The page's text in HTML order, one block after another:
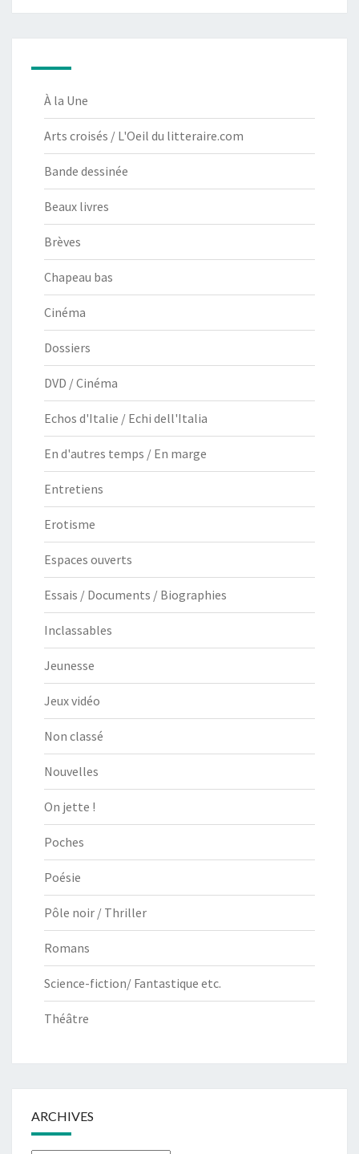
À la Une
Arts croisés / L'Oeil du litteraire.com
Bande dessinée
Beaux livres
Brèves
Chapeau bas
Cinéma
Dossiers
DVD / Cinéma
Echos d'Italie / Echi dell'Italia
En d'autres temps / En marge
Entretiens
Erotisme
Espaces ouverts
Essais / Documents / Biographies
Inclassables
Jeunesse
Jeux vidéo
Non classé
Nouvelles
On jette !
Poches
Poésie
Pôle noir / Thriller
Romans
Science-fiction/ Fantastique etc.
Théâtre
ARCHIVES